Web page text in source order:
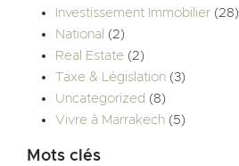
Investissement Immobilier (28)
National (2)
Real Estate (2)
Taxe & Législation (3)
Uncategorized (8)
Vivre à Marrakech (5)
Mots clés